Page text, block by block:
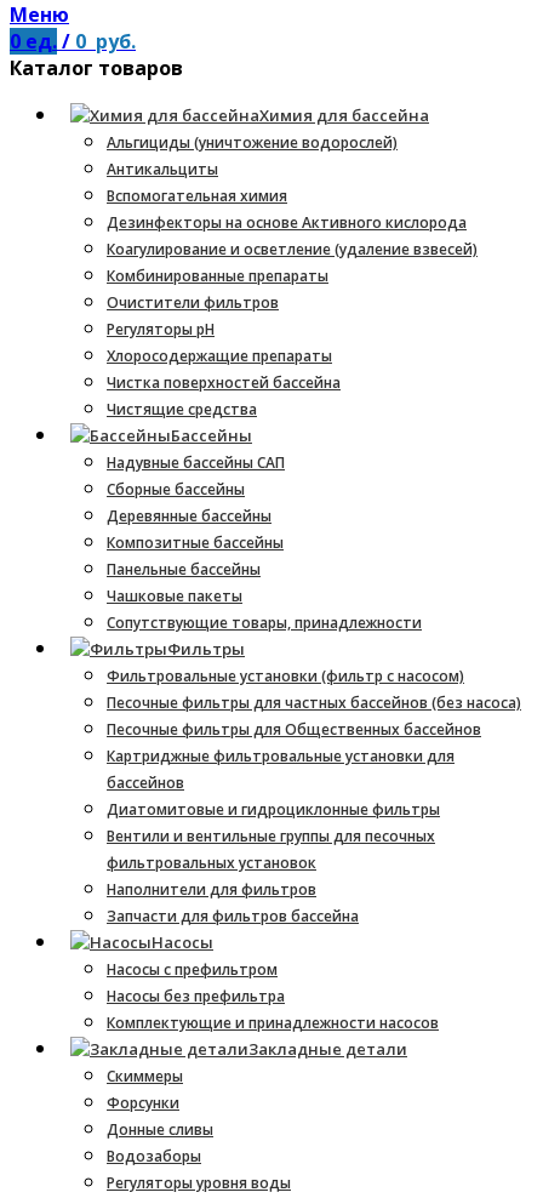
Меню
0 ед./ 0 руб.
Каталог товаров
Химия для бассейна
Альгициды (уничтожение водорослей)
Антикальциты
Вспомогательная химия
Дезинфекторы на основе Активного кислорода
Коагулирование и осветление (удаление взвесей)
Комбинированные препараты
Очистители фильтров
Регуляторы pH
Хлоросодержащие препараты
Чистка поверхностей бассейна
Чистящие средства
Бассейны
Надувные бассейны САП
Сборные бассейны
Деревянные бассейны
Композитные бассейны
Панельные бассейны
Чашковые пакеты
Сопутствующие товары, принадлежности
Фильтры
Фильтровальные установки (фильтр с насосом)
Песочные фильтры для частных бассейнов (без насоса)
Песочные фильтры для Общественных бассейнов
Картриджные фильтровальные установки для
бассейнов
Диатомитовые и гидроциклонные фильтры
Вентили и вентильные группы для песочных
фильтровальных установок
Наполнители для фильтров
Запчасти для фильтров бассейна
Насосы
Насосы с префильтром
Насосы без префильтра
Комплектующие и принадлежности насосов
Закладные детали
Скиммеры
Форсунки
Донные сливы
Водозаборы
Регуляторы уровня воды